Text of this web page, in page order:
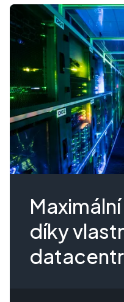
díky